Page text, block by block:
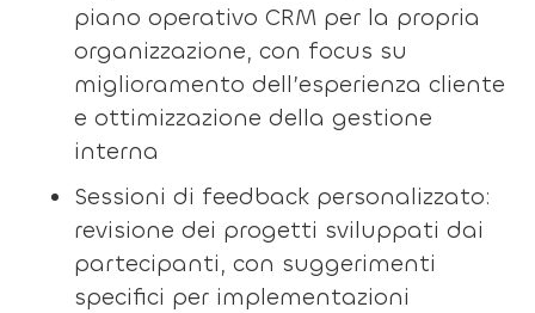
piano operativo CRM per la propria
organizzazione, con focus su
miglioramento dell’esperienza cliente
e ottimizzazione della gestione
interna
Sessioni di feedback personalizzato:
revisione dei progetti sviluppati dai
partecipanti, con suggerimenti
specifici per implementazioni